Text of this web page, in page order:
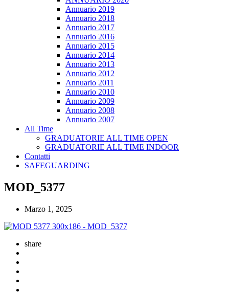
Annuario 2019
Annuario 2018
Annuario 2017
Annuario 2016
Annuario 2015
Annuario 2014
Annuario 2013
Annuario 2012
Annuario 2011
Annuario 2010
Annuario 2009
Annuario 2008
Annuario 2007
All Time
GRADUATORIE ALL TIME OPEN
GRADUATORIE ALL TIME INDOOR
Contatti
SAFEGUARDING
MOD_5377
Marzo 1, 2025
share